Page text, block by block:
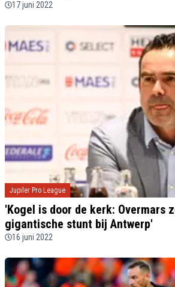
17 juni 2022
Jupiler Pro League
'Kogel is door de kerk: Overmars
gigantische stunt bij Antwerp'
16 juni 2022